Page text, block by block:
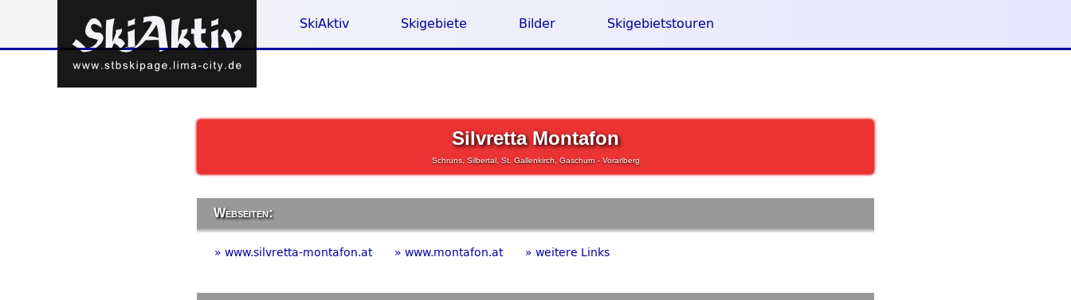
SkiAktiv Skigebiete Bilder Skigebietstouren
Silvretta Montafon
Schruns, Silbertal, St. Gallenkirch, Gaschurn - Vorarlberg
Webseiten:
» www.silvretta-montafon.at » www.montafon.at » weitere Links